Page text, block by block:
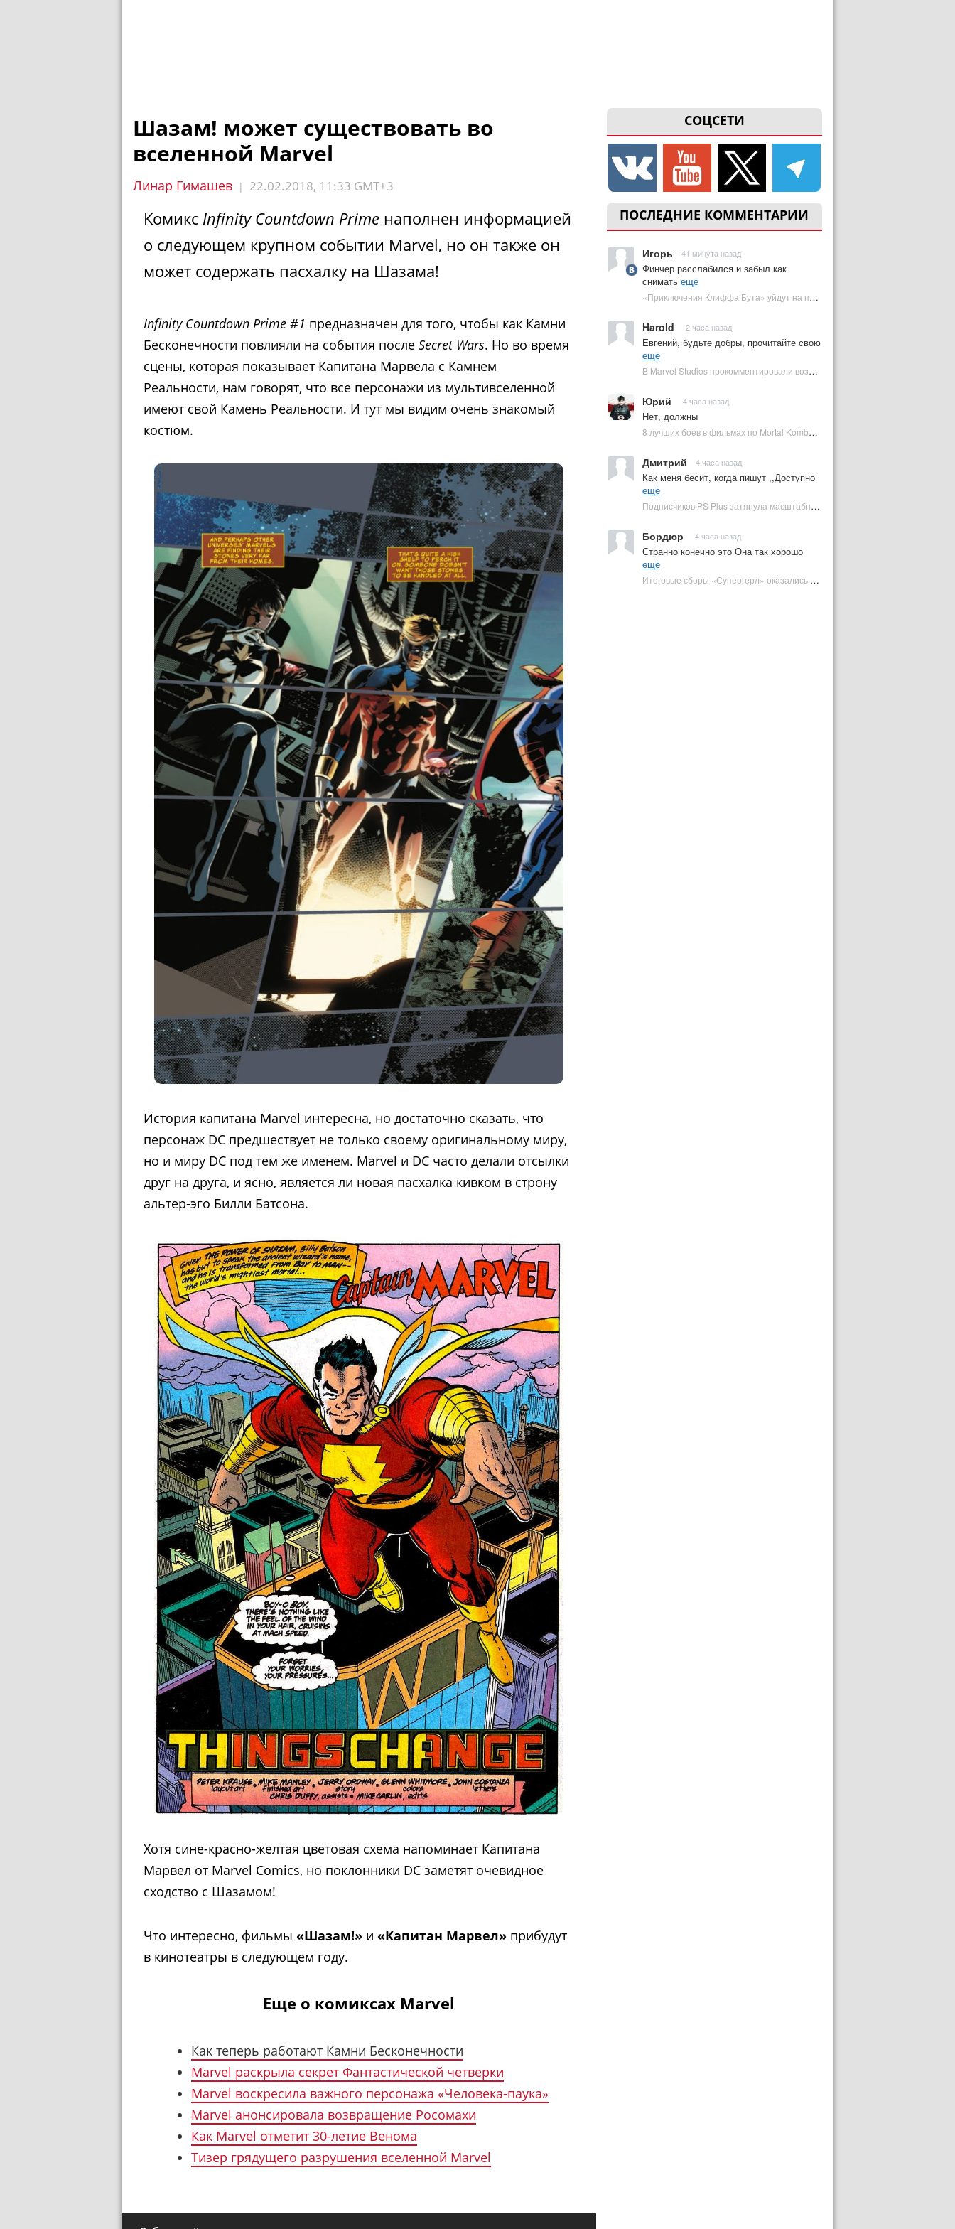
СОЦСЕТИ
ПОСЛЕДНИЕ КОММЕНТАРИИ
Игорь 41 минута назад
Финчер расслабился и забыл как
снимать ещё
«Приключения Клиффа Бута» уйдут на пересъемки — премьера под угрозой | Plugged In Ru
Harold 2 часа назад
Евгений, будьте добры, прочитайте свою
ещё
В Marvel Studios прокомментировали возвращение Канга на экраны | Plugged In Ru
Юрий 4 часа назад
Нет, должны
8 лучших боев в фильмах по Mortal Kombat: от «Смертельной битвы» до «Мортал Комбат 2» | Plugged In Ru
Дмитрий 4 часа назад
Как меня бесит, когда пишут ,,Доступно
ещё
Подписчиков PS Plus затянула масштабная RPG в духе Skyrim, которая доступна бесплатно | Plugged In Ru
Бордюр 4 часа назад
Странно конечно это Она так хорошо
ещё
Итоговые сборы «Супергерл» оказались худшими для DC за два десятилетия | Plugged In Ru
Шазам! может существовать во
вселенной Marvel
Линар Гимашев | 22.02.2018, 11:33 GMT+3
Комикс Infinity Countdown Prime наполнен информацией
о следующем крупном событии Marvel, но он также он
может содержать пасхалку на Шазама!
Infinity Countdown Prime #1 предназначен для того, чтобы как Камни
Бесконечности повлияли на события после Secret Wars. Но во время
сцены, которая показывает Капитана Марвела с Камнем
Реальности, нам говорят, что все персонажи из мультивселенной
имеют свой Камень Реальности. И тут мы видим очень знакомый
костюм.
История капитана Marvel интересна, но достаточно сказать, что
персонаж DC предшествует не только своему оригинальному миру,
но и миру DC под тем же именем. Marvel и DC часто делали отсылки
друг на друга, и ясно, является ли новая пасхалка кивком в строну
альтер-эго Билли Батсона.
Хотя сине-красно-желтая цветовая схема напоминает Капитана
Марвел от Marvel Comics, но поклонники DC заметят очевидное
сходство с Шазамом!
Что интересно, фильмы «Шазам!» и «Капитан Марвел» прибудут
в кинотеатры в следующем году.
Еще о комиксах Marvel
Как теперь работают Камни Бесконечности
Marvel раскрыла секрет Фантастической четверки
Marvel воскресила важного персонажа «Человека-паука»
Marvel анонсировала возвращение Росомахи
Как Marvel отметит 30-летие Венома
Тизер грядущего разрушения вселенной Marvel